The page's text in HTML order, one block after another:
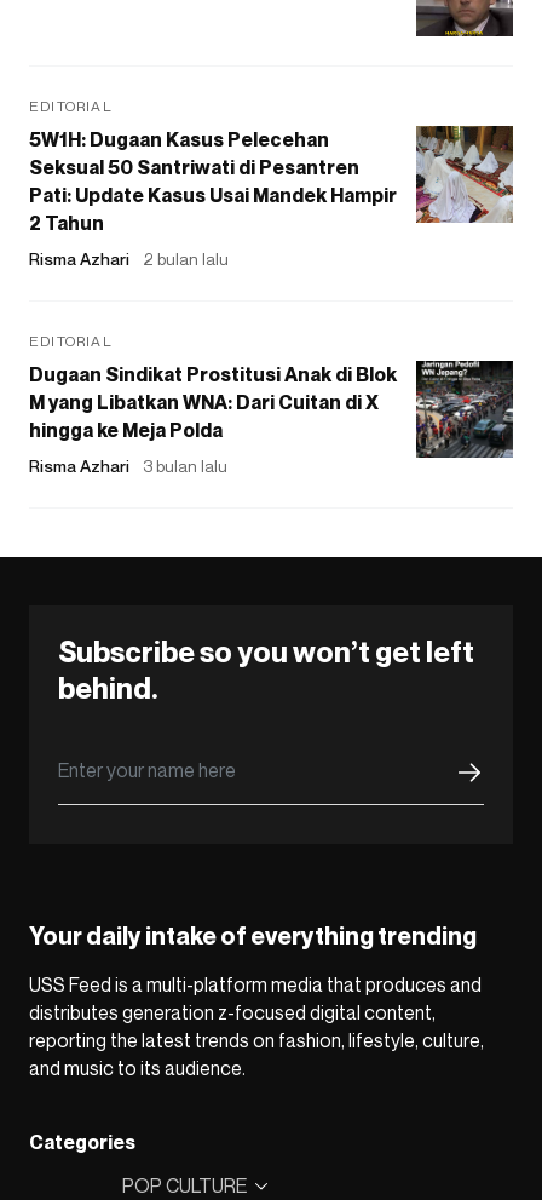
EDITORIAL
5W1H: Dugaan Kasus Pelecehan
Seksual 50 Santriwati di Pesantren
Pati: Update Kasus Usai Mandek Hampir
2 Tahun
Risma Azhari 2 bulan lalu
EDITORIAL
Dugaan Sindikat Prostitusi Anak di Blok
M yang Libatkan WNA: Dari Cuitan di X
hingga ke Meja Polda
Risma Azhari 3 bulan lalu
Subscribe so you won’t get left
behind.
Your daily intake of everything trending
USS Feed is a multi-platform media that produces and
distributes generation z-focused digital content,
reporting the latest trends on fashion, lifestyle, culture,
and music to its audience.
Categories
POP CULTURE